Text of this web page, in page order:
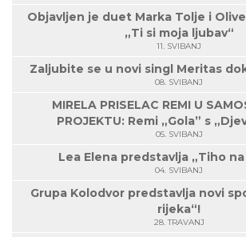
Objavljen je duet Marka Tolje i
„Ti si moja ljubav“
11. SVIBANJ
Zaljubite se u novi singl Meritas
08. SVIBANJ
MIRELA PRISELAC REMI U
PROJEKTU: Remi „Gola” s
05. SVIBANJ
Lea Elena predstavlja „Tiho
04. SVIBANJ
Grupa Kolodvor predstavlja novi
rijeka“!
28. TRAVANJ